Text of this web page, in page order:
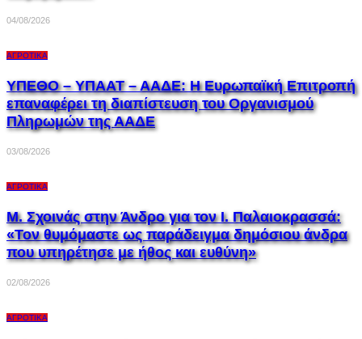
04/08/2026
ΑΓΡΟΤΙΚΆ
ΥΠΕΘΟ – ΥΠΑΑΤ – ΑΑΔΕ: H Ευρωπαϊκή Επιτροπή
επαναφέρει τη διαπίστευση του Οργανισμού
Πληρωμών της ΑΑΔΕ
03/08/2026
ΑΓΡΟΤΙΚΆ
Μ. Σχοινάς στην Άνδρο για τον Ι. Παλαιοκρασσά:
«Τον θυμόμαστε ως παράδειγμα δημόσιου άνδρα
που υπηρέτησε με ήθος και ευθύνη»
02/08/2026
ΑΓΡΟΤΙΚΆ